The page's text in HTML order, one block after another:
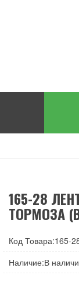
165-28
ТОРМОЗА
Код Товара:165-
Наличие:В